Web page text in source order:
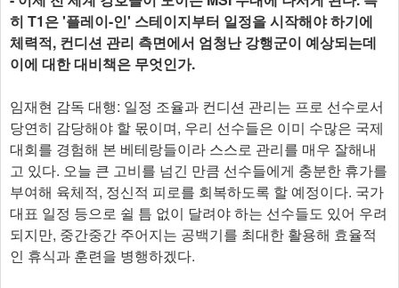
히 T1은 '플레이-인' 스테이지부터 일정을 시작해야 하기에
체력적, 컨디션 관리 측면에서 엄청난 강행군이 예상되는데
이에 대한 대비책은 무엇인가.
임재현 감독 대행: 일정 조율과 컨디션 관리는 프로 선수로서
당연히 감당해야 할 몫이며, 우리 선수들은 이미 수많은 국제
대회를 경험해 본 베테랑들이라 스스로 관리를 매우 잘해내
고 있다. 오늘 큰 고비를 넘긴 만큼 선수들에게 충분한 휴가를
부여해 육체적, 정신적 피로를 회복하도록 할 예정이다. 국가
대표 일정 등으로 쉴 틈 없이 달려야 하는 선수들도 있어 우려
되지만, 중간중간 주어지는 공백기를 최대한 활용해 효율적
인 휴식과 훈련을 병행하겠다.